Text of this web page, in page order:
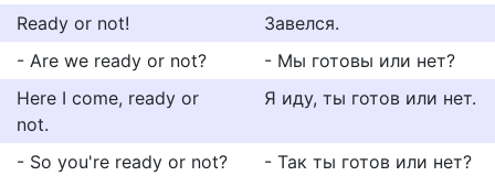
Ready or not!
Завелся.
- Are we ready or not?
- Мы готовы или нет?
Here I come, ready or
not.
Я иду, ты готов или нет.
- So you're ready or not?
- Так ты готов или нет?